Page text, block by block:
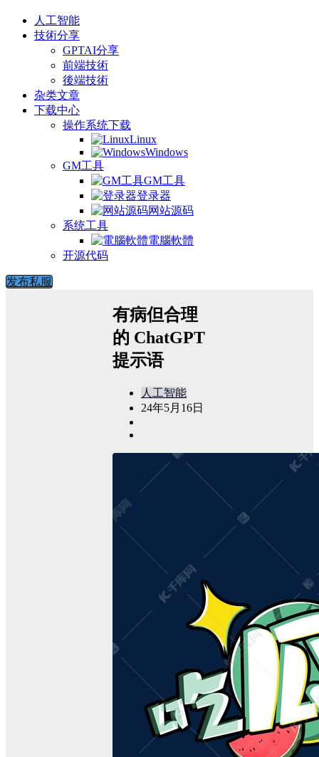
人工智能
技術分享
GPTAI分享
前端技術
後端技術
杂类文章
下载中心
操作系统下载
Linux
Windows
GM工具
GM工具
登录器
网站源码
系统工具
電腦軟體
开源代码
发布私服
有病但合理
的 ChatGPT
提示语
人工智能
24年5月16日